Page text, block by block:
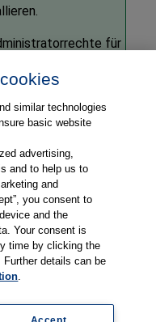
für
Administrator mit
Desk-
Impressum
similar technologies
basic website
advertising,
and to help us to
and
you consent to
and the
Your consent is
time by clicking the
details can be
.